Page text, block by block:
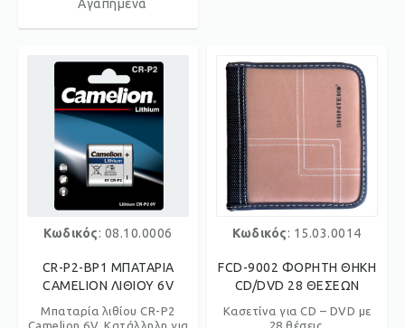
Αγαπημένα
Κωδικός: 08.10.0006
CR-P2-BP1 ΜΠΑΤΑΡΙΑ
CAMELION ΛΙΘΙΟΥ 6V
Μπαταρία λιθίου CR-P2
Camelion 6V. Κατάλληλη για
Κωδικός: 15.03.0014
FCD-9002 ΦΟΡΗΤΗ ΘΗΚΗ
CD/DVD 28 ΘΕΣΕΩΝ
Κασετίνα για CD – DVD με
28 θέσεις.